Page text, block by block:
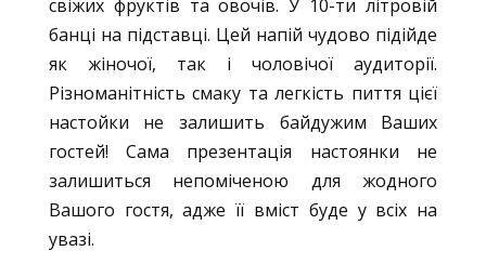
свіжих фруктів та овочів. У 10-ти літровій
банці на підставці. Цей напій чудово підійде
як жіночої, так і чоловічої аудиторії.
Різноманітність смаку та легкість пиття цієї
настойки не залишить байдужим Ваших
гостей! Сама презентація настоянки не
залишиться непоміченою для жодного
Вашого гостя, адже її вміст буде у всіх на
увазі.